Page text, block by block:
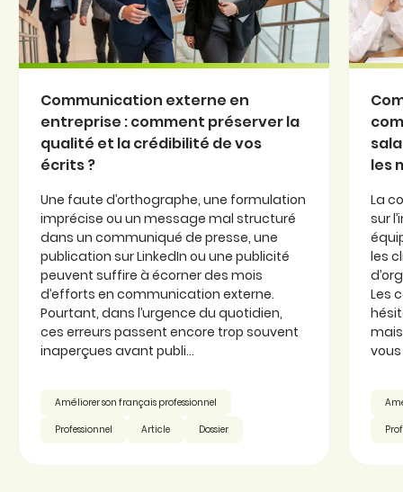
Communication externe en
entreprise : comment préserver la
qualité et la crédibilité de vos
écrits ?
Une faute d’orthographe, une formulation
imprécise ou un message mal structuré
dans un communiqué de presse, une
publication sur LinkedIn ou une publicité
peuvent suffire à écorner des mois
d’efforts en communication externe.
Pourtant, dans l’urgence du quotidien,
ces erreurs passent encore trop souvent
inaperçues avant publi...
Améliorer son français professionnel
Professionnel
Article Dossier
les
La
sur
les
Les